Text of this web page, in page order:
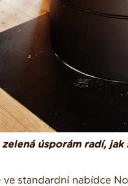
zelená úsporám radí,
ve standardní nabídce